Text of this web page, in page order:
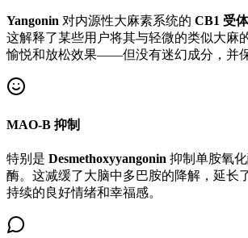
Yangonin 对内源性大麻素系统的 CB1 受体
这解释了某些用户将其与轻微的类似大麻
愉悦和放松效果——但没有迷幻成分，并
MAO-B 抑制
特别是 Desmethoxyyangonin 抑制单胺氧
酶。这减缓了大脑中多巴胺的降解，延长
持续的良好情绪和幸福感。